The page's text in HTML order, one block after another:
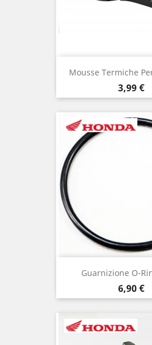
Mousse Termiche
Prezzo
3,99 €
Guarnizione O-
Prezzo
6,90 €